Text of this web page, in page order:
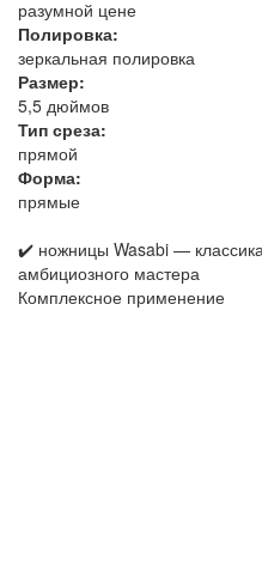
разумной цене
Полировка:
зеркальная полировка
Размер:
5,5 дюймов
Тип среза:
прямой
Форма:
прямые
✔️ ножницы Wasabi —
амбициозного мастера
Комплексное применение